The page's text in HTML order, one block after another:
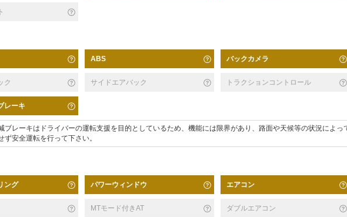
ABS バックカメラ
ク サイドエアバック トラクションコントロール
レーキ
レーキはドライバーの運転支援を目的としているため、機能には限界があり、路面や天候等の状況によっ
安全運転を行って下さい。
ング パワーウィンドウ エアコン
MTモード付きAT ダブルエアコン